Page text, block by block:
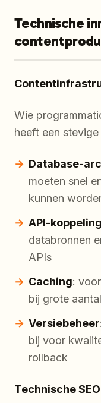
Technische
Wie
heeft een
Database-
moeten snel
kunnen
API-
databronnen
APIs
Caching:
bij grote
Versiebeheer
bij voor
rollback
Technische